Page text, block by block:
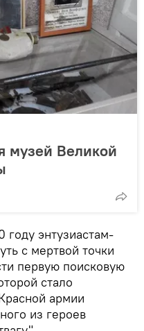
музей Великой
году энтузиастам-
с мертвой точки
первую поисковую
стало
армии
из героев